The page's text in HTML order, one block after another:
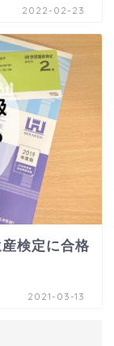
2022-02-23
検定に合格
2021-03-13